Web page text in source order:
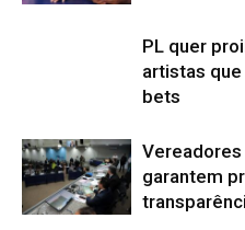
PL quer
artistas
bets
garantem